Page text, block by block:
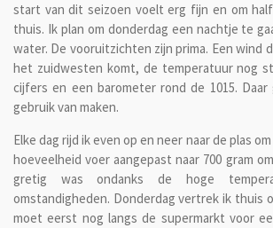
start van dit seizoen voelt erg fijn en om
thuis. Ik plan om donderdag een nachtje te
water. De vooruitzichten zijn prima. Een wind
het zuidwesten komt, de temperatuur nog
cijfers en een barometer rond de 1015. Daar
gebruik van maken.
Elke dag rijd ik even op en neer naar de plas
hoeveelheid voer aangepast naar 700 gram
gretig was ondanks de hoge
omstandigheden. Donderdag vertrek ik thuis
moet eerst nog langs de supermarkt voor